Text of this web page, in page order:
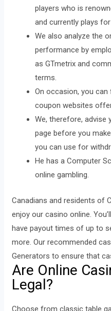
players who is
and currently plays for
We also analyze the
performance by
as GTmetrix and
terms.
On occasion, you
coupon websites
We, therefore, advise
page before you
you can use for
He has a Computer
online gambling.
Canadians and residents of
enjoy our casino online.
have payout times of up to
more. Our recommended
Generators to ensure that
Are Online
Legal?
Choose from classic table